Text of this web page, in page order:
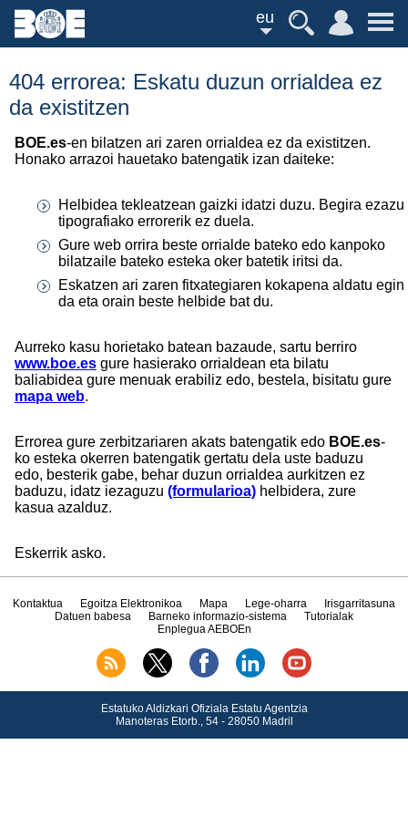
eu
404 errorea: Eskatu duzun orrialdea ez
da existitzen
BOE.es-en bilatzen ari zaren orrialdea ez da existitzen.
Honako arrazoi hauetako batengatik izan daiteke:
Helbidea tekleatzean gaizki idatzi duzu. Begira ezazu
tipografiako errorerik ez duela.
Gure web orrira beste orrialde bateko edo kanpoko
bilatzaile bateko esteka oker batetik iritsi da.
Eskatzen ari zaren fitxategiaren kokapena aldatu egin
da eta orain beste helbide bat du.
Aurreko kasu horietako batean bazaude, sartu berriro
www.boe.es gure hasierako orrialdean eta bilatu
baliabidea gure menuak erabiliz edo, bestela, bisitatu gure
mapa web.
Errorea gure zerbitzariaren akats batengatik edo BOE.es-
ko esteka okerren batengatik gertatu dela uste baduzu
edo, besterik gabe, behar duzun orrialdea aurkitzen ez
baduzu, idatz iezaguzu (formularioa) helbidera, zure
kasua azalduz.
Eskerrik asko.
Kontaktua Egoitza Elektronikoa Mapa Lege-oharra
Irisgarritasuna
Datuen babesa
Barneko informazio-sistema
Tutorialak
Enplegua AEBOEn
Estatuko Aldizkari Ofiziala Estatu Agentzia
Manoteras Etorb., 54 - 28050 Madril